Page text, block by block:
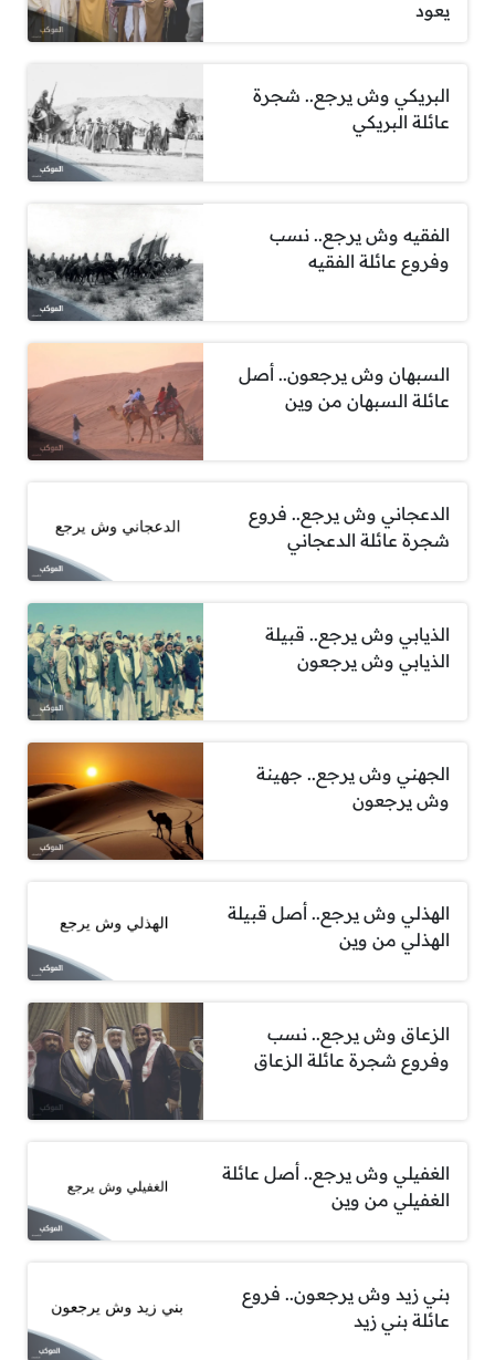
يعود
البريكي وش يرجع.. شجرة
عائلة البريكي
الفقيه وش يرجع.. نسب
وفروع عائلة الفقيه
السبهان وش يرجعون.. أصل
عائلة السبهان من وين
الدعجاني وش يرجع.. فروع
شجرة عائلة الدعجاني
الذيابي وش يرجع.. قبيلة
الذيابي وش يرجعون
الجهني وش يرجع.. جهينة
وش يرجعون
الهذلي وش يرجع.. أصل قبيلة
الهذلي من وين
الزعاق وش يرجع.. نسب
وفروع شجرة عائلة الزعاق
الغفيلي وش يرجع.. أصل عائلة
الغفيلي من وين
بني زيد وش يرجعون.. فروع
عائلة بني زيد